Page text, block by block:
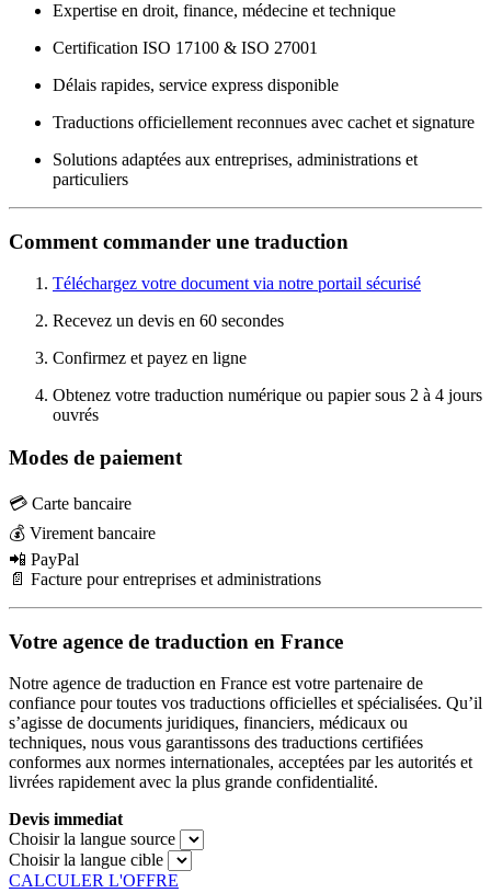
Expertise en droit, finance, médecine et technique
Certification ISO 17100 & ISO 27001
Délais rapides, service express disponible
Traductions officiellement reconnues avec cachet et signature
Solutions adaptées aux entreprises, administrations et
particuliers
Comment commander une traduction
Téléchargez votre document via notre portail sécurisé
Recevez un devis en 60 secondes
Confirmez et payez en ligne
Obtenez votre traduction numérique ou papier sous 2 à 4 jours
ouvrés
Modes de paiement
💳 Carte bancaire
💰 Virement bancaire
📲 PayPal
📄 Facture pour entreprises et administrations
Votre agence de traduction en France
Notre agence de traduction en France est votre partenaire de
confiance pour toutes vos traductions officielles et spécialisées. Qu’il
s’agisse de documents juridiques, financiers, médicaux ou
techniques, nous vous garantissons des traductions certifiées
conformes aux normes internationales, acceptées par les autorités et
livrées rapidement avec la plus grande confidentialité.
Devis immediat
Choisir la langue source
Choisir la langue cible
CALCULER L'OFFRE